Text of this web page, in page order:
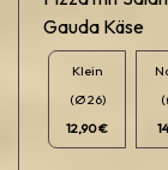
Gauda Käse
Klein
(Ø 26)
12,90 €